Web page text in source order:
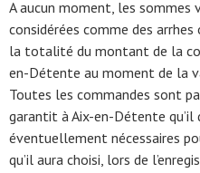
A aucun moment, les sommes
considérées comme des arrhes
la totalité du montant de la
en-Détente au moment de la
Toutes les commandes sont
garantit à Aix-en-Détente qu’il
éventuellement nécessaires
qu’il aura choisi, lors de